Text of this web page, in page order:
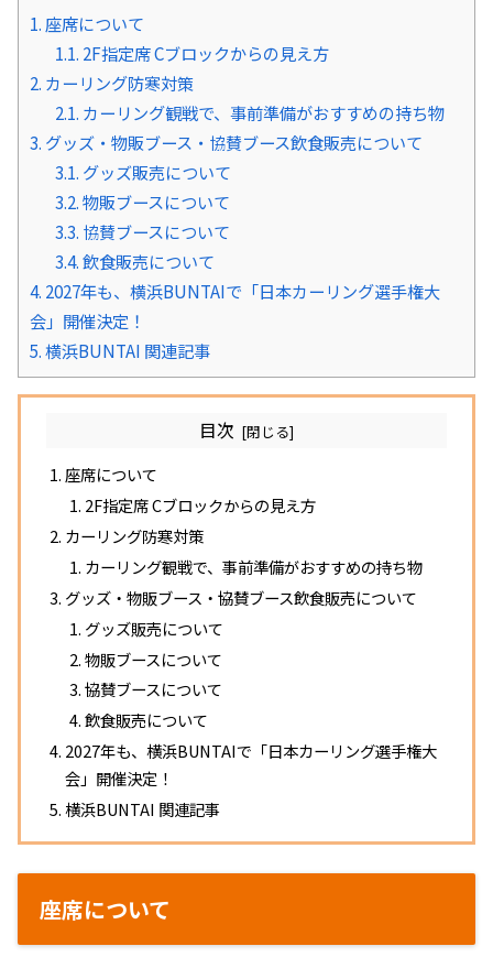
1. 座席について
1.1. 2F指定席 Cブロックからの見え方
2. カーリング防寒対策
2.1. カーリング観戦で、事前準備がおすすめの持ち物
3. グッズ・物販ブース・協賛ブース飲食販売について
3.1. グッズ販売について
3.2.物販ブースについて
3.3. 協賛ブースについて
3.4.飲食販売について
4. 2027年も、横浜BUNTAIで「日本カーリング選手権大
会」開催決定！
5.横浜BUNTAI 関連記事
目次
座席について
2F指定席 Cブロックからの見え方
カーリング防寒対策
カーリング観戦で、事前準備がおすすめの持ち物
グッズ・物販ブース・協賛ブース飲食販売について
グッズ販売について
物販ブースについて
協賛ブースについて
飲食販売について
2027年も、横浜BUNTAIで「日本カーリング選手権大
会」開催決定！
横浜BUNTAI 関連記事
座席について